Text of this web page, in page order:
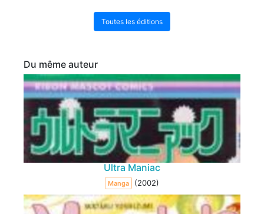
Toutes les éditions
Du même auteur
Ultra Maniac
Manga (2002)